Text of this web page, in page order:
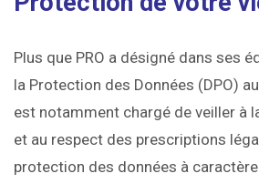
Plus que PRO a désigné dans ses
la Protection des Données (DPO)
est notamment chargé de veiller à
et au respect des prescriptions
protection des données à